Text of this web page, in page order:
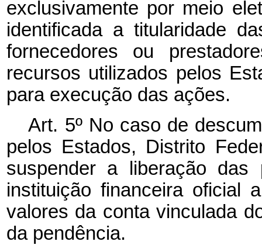
exclusivamente por meio
identificada a titularidade
fornecedores ou
recursos utilizados pelos
para execução das ações.
Art. 5º No caso de
pelos Estados, Distrito
suspender a liberação das
instituição financeira oficial
valores da conta vinculada
da pendência.